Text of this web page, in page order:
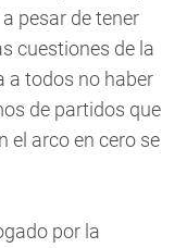
pesar de tener
cuestiones de la
a todos no haber
de partidos que
el arco en cero se
por la